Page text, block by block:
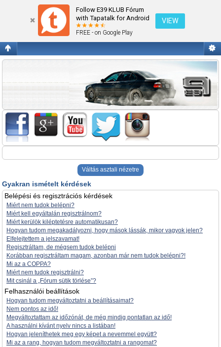
Follow E39 KLUB Fórum
with Tapatalk for Android
FREE - on Google Play
VIEW
Gyakran ismételt kérdések
Váltás asztali nézetre
Gyakran ismételt kérdések
Belépési és regisztrációs kérdések
Miért nem tudok belépni?
Miért kell egyáltalán regisztrálnom?
Miért kerülök kiléptetésre automatikusan?
Hogyan tudom megakadályozni, hogy mások lássák, mikor vagyok jelen?
Elfelejtettem a jelszavamat!
Regisztráltam, de mégsem tudok belépni
Korábban regisztráltam magam, azonban már nem tudok belépni?!
Mi az a COPPA?
Miért nem tudok regisztrálni?
Mit csinál a „Fórum sütik törlése”?
Felhasználói beállítások
Hogyan tudom megváltoztatni a beállításaimat?
Nem pontos az idő!
Megváltoztattam az időzónát, de még mindig pontatlan az idő!
A használni kívánt nyelv nincs a listában!
Hogyan jeleníthetek meg egy képet a nevemmel együtt?
Mi az a rang, hogyan tudom megváltoztatni a rangomat?